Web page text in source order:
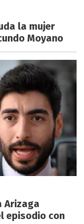
la mujer
Moyano
Arizaga
episodio con